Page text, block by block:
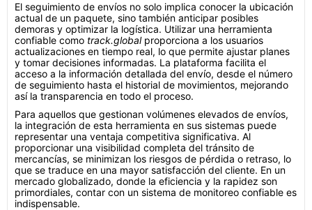
El seguimiento de envíos no solo implica conocer la ubicación
actual de un paquete, sino también anticipar posibles
demoras y optimizar la logística. Utilizar una herramienta
confiable como track.globalproporciona a los usuarios
actualizaciones en tiempo real, lo que permite ajustar planes
y tomar decisiones informadas. La plataforma facilita el
acceso a la información detallada del envío, desde el número
de seguimiento hasta el historial de movimientos, mejorando
así la transparencia en todo el proceso.
Para aquellos que gestionan volúmenes elevados de envíos,
la integración de esta herramienta en sus sistemas puede
representar una ventaja competitiva significativa. Al
proporcionar una visibilidad completa del tránsito de
mercancías, se minimizan los riesgos de pérdida o retraso, lo
que se traduce en una mayor satisfacción del cliente. En un
mercado globalizado, donde la eficiencia y la rapidez son
primordiales, contar con un sistema de monitoreo confiable es
indispensable.